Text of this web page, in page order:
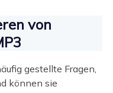
von
gestellte Fragen,
können sie